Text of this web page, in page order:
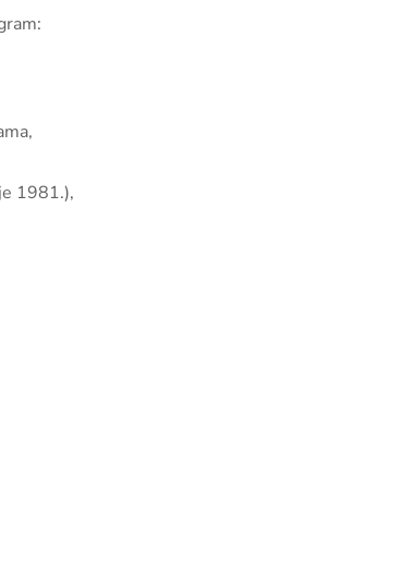
1981.),